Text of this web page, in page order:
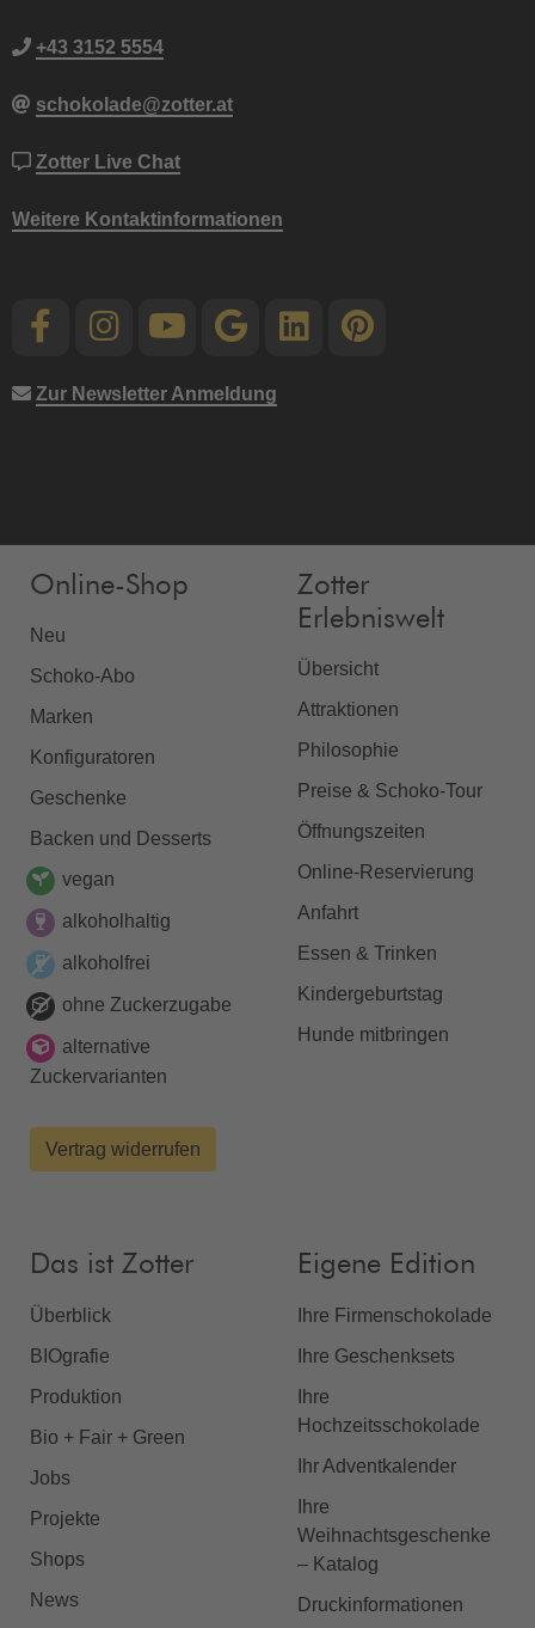
+43 3152 5554
schokolade@zotter.at
Zotter Live Chat
Weitere Kontaktinformationen
Zur Newsletter Anmeldung
Online-Shop
Neu
Schoko-Abo
Marken
Konfiguratoren
Geschenke
Backen und Desserts
vegan
alkoholhaltig
alkoholfrei
ohne Zuckerzugabe
alternative
Zuckervarianten
Vertrag widerrufen
Zotter
Erlebniswelt
Übersicht
Attraktionen
Philosophie
Preise & Schoko-Tour
Öffnungszeiten
Online-Reservierung
Anfahrt
Essen & Trinken
Kindergeburtstag
Hunde mitbringen
Das ist Zotter
Überblick
BIOgrafie
Produktion
Bio + Fair + Green
Jobs
Projekte
Shops
News
Eigene Edition
Ihre Firmenschokolade
Ihre Geschenksets
Ihre
Hochzeitsschokolade
Ihr Adventkalender
Ihre
Weihnachtsgeschenke
– Katalog
Druckinformationen